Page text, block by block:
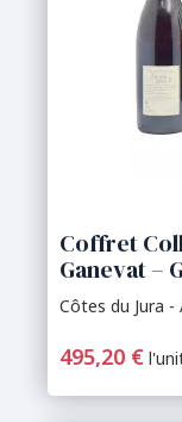
Coffret
Ganevat –
Côtes du Jura -
495,20 €